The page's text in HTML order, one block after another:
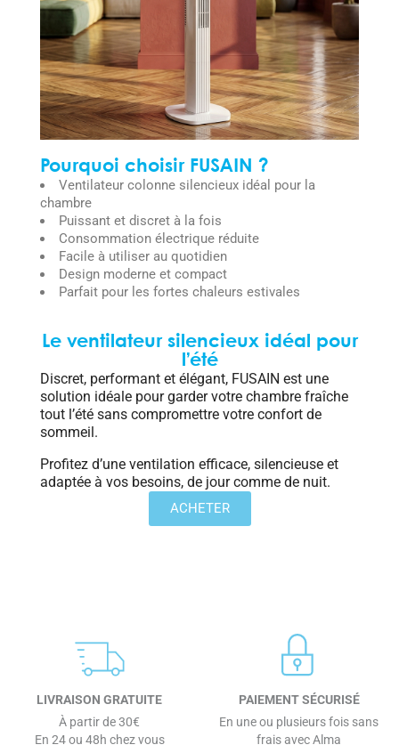
Pourquoi choisir FUSAIN ?
Ventilateur colonne silencieux idéal pour la
chambre
Puissant et discret à la fois
Consommation électrique réduite
Facile à utiliser au quotidien
Design moderne et compact
Parfait pour les fortes chaleurs estivales
Le ventilateur silencieux idéal pour
l’été
Discret, performant et élégant, FUSAIN est une
solution idéale pour garder votre chambre fraîche
tout l’été sans compromettre votre confort de
sommeil.
Profitez d’une ventilation efficace, silencieuse et
adaptée à vos besoins, de jour comme de nuit.
ACHETER
LIVRAISON GRATUITE
À partir de 30€
En 24 ou 48h chez vous
PAIEMENT SÉCURISÉ
En une ou plusieurs fois sans
frais avec Alma